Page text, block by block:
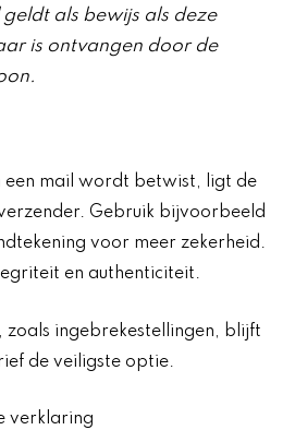
geldt als bewijs als deze
is ontvangen door de
een mail wordt betwist, ligt de
Gebruik bijvoorbeeld
voor meer zekerheid.
en authenticiteit.
zoals ingebrekestellingen, blijft
de veiligste optie.
verklaring